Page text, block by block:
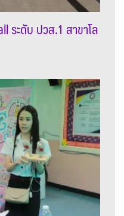
ระดับ ปวส.1 สาขาโล